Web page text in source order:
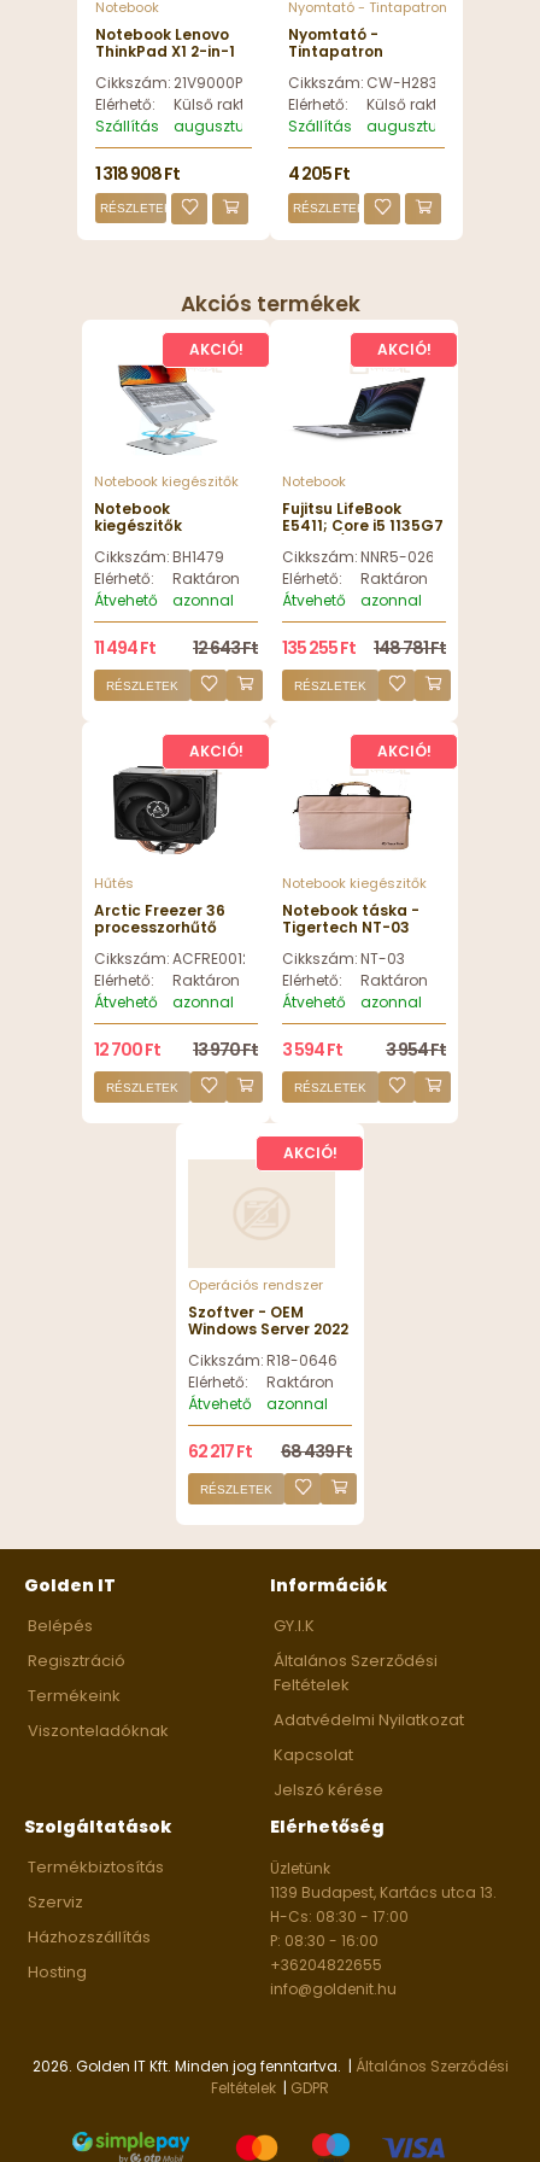
Notebook
Notebook Lenovo
ThinkPad X1 2-in-1
Grey - 21V9000PHV
Cikkszám: 21V9000PHV
Elérhető:
Külső raktáron
Szállítás
augusztus 12, szerda
1 318 908 Ft
RÉSZLETEK
Nyomtató - Tintapatron
Nyomtató -
Tintapatron
H283EUX
utángyártott Black
toner - CW-
H283EUX
Cikkszám: CW-H283EUX
Elérhető:
Külső raktáron
Szállítás
augusztus 12, szerda
4 205 Ft
RÉSZLETEK
Akciós termékek
AKCIÓ!
Notebook kiegészitők
Notebook
kiegészitők
Állvány 360 fokban
forgatható Silver -
BH1479
Cikkszám:BH1479
Elérhető:
Raktáron
Átvehető
azonnal
11 494 Ft 12 643 Ft
RÉSZLETEK
AKCIÓ!
Notebook
Fujitsu LifeBook
E5411; Core i5 1135G7
RAM/1TB SSD/14.0
FHD (1920x1080)/Win
11 Pro - Felújított
Cikkszám:NNR5-026573-FEL
Elérhető:
Raktáron
Átvehető
azonnal
135 255 Ft 148 781 Ft
RÉSZLETEK
AKCIÓ!
Hűtés
Arctic Freezer 36
processzorhűtő
Cikkszám:ACFRE00121A
Elérhető:
Raktáron
Átvehető
azonnal
12 700 Ft 13 970 Ft
RÉSZLETEK
AKCIÓ!
Notebook kiegészitők
Notebook táska -
Tigertech NT-03
Cikkszám:NT-03
Elérhető:
Raktáron
Átvehető
azonnal
3 594 Ft 3 954 Ft
RÉSZLETEK
AKCIÓ!
Operációs rendszer
Szoftver - OEM
Windows Server 2022
Cikkszám:R18-06469
Elérhető:
Raktáron
Átvehető
azonnal
62 217 Ft 68 439 Ft
RÉSZLETEK
Golden IT
Belépés
Regisztráció
Termékeink
Viszonteladóknak
Információk
GY.I.K
Általános Szerződési
Feltételek
Adatvédelmi Nyilatkozat
Kapcsolat
Jelszó kérése
Szolgáltatások
Termékbiztosítás
Szerviz
Házhozszállítás
Hosting
Elérhetőség
Üzletünk
1139 Budapest, Kartács utca 13.
H-Cs: 08:30 - 17:00
P: 08:30 - 16:00
+36204822655
info@goldenit.hu
2026. Golden IT Kft. Minden jog fenntartva. | Általános Szerződési
Feltételek | GDPR